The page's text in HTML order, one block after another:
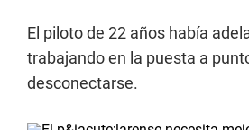
El piloto de 22 años había
trabajando en la puesta a
desconectarse.